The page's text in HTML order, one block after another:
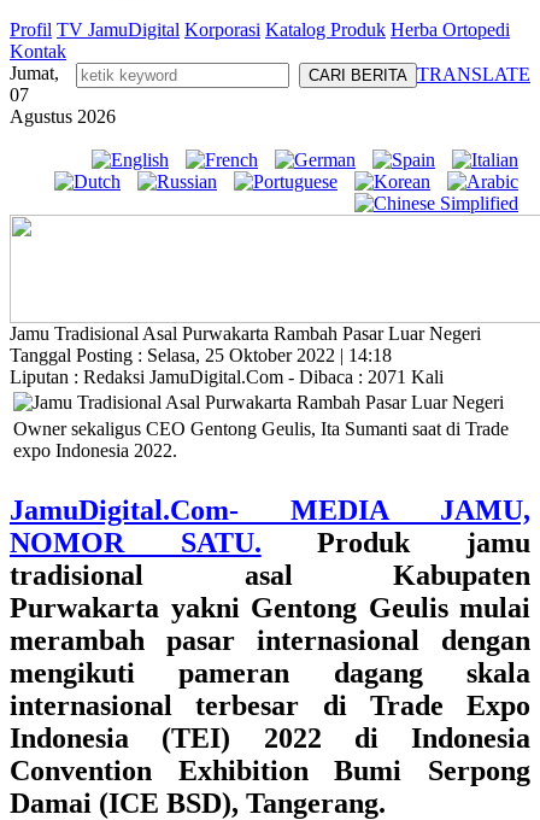
Profil TV JamuDigital Korporasi Katalog Produk Herba Ortopedi
Kontak
TRANSLATE
Jumat,
07
Agustus 2026
Jamu Tradisional Asal Purwakarta Rambah Pasar Luar Negeri
Tanggal Posting : Selasa, 25 Oktober 2022 | 14:18
Liputan : Redaksi JamuDigital.Com - Dibaca : 2071 Kali
Owner sekaligus CEO Gentong Geulis, Ita Sumanti saat di Trade
expo Indonesia 2022.
JamuDigital.Com- MEDIA JAMU,
NOMOR SATU.
Produk jamu
tradisional asal Kabupaten
Purwakarta yakni Gentong Geulis mulai
merambah pasar internasional dengan
mengikuti pameran dagang skala
internasional terbesar di Trade Expo
Indonesia (TEI) 2022 di Indonesia
Convention Exhibition Bumi Serpong
Damai (ICE BSD), Tangerang.